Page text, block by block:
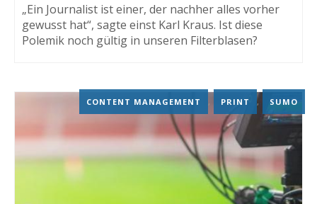
„Ein Journalist ist einer, der nachher alles vorher
gewusst hat“, sagte einst Karl Kraus. Ist diese
Polemik noch gültig in unseren Filterblasen?
CONTENT MANAGEMENT , PRINT , SUMO